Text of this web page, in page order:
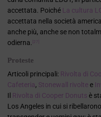
accettata. Poiché La cultura
accettata nella società
anche più, anche se non
odierna.
[27]
Proteste
Articoli principali: Rivolta di
Cafeteria, Stonewall rivoltee
Il Rivolta di Cooper Donuts è
Los Angeles in cui si